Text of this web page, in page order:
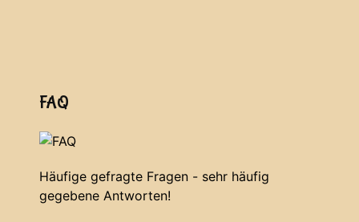
FAQ
Häufige gefragte Fragen - sehr häufig
gegebene Antworten!